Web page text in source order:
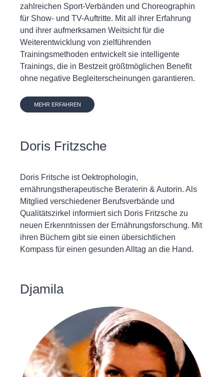
zahlreichen Sport-Verbänden und Choreographin
für Show- und TV-Auftritte. Mit all ihrer Erfahrung
und ihrer aufmerksamen Weitsicht für die
Weiterentwicklung von zielführenden
Trainingsmethoden entwickelt sie intelligente
Trainings, die in Bestzeit größtmöglichen Benefit
ohne negative Begleiterscheinungen garantieren.
MEHR ERFAHREN
Doris Fritzsche
Doris Fritsche ist Oektrophologin,
ernährungstherapeutische Beraterin & Autorin. Als
Mitglied verschiedener Berufsverbände und
Qualitätszirkel informiert sich Doris Fritzsche zu
neuen Erkenntnissen der Ernährungsforschung. Mit
ihren Büchern gibt sie einen übersichtlichen
Kompass für einen gesunden Alltag an die Hand.
Djamila